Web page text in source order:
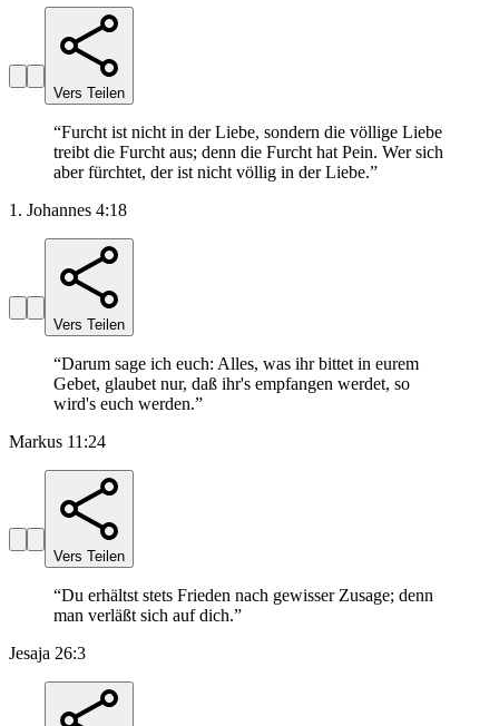
Vers Teilen
“Furcht ist nicht in der Liebe, sondern die völlige Liebe
treibt die Furcht aus; denn die Furcht hat Pein. Wer sich
aber fürchtet, der ist nicht völlig in der Liebe.”
1. Johannes 4:18
Vers Teilen
“Darum sage ich euch: Alles, was ihr bittet in eurem
Gebet, glaubet nur, daß ihr's empfangen werdet, so
wird's euch werden.”
Markus 11:24
Vers Teilen
“Du erhältst stets Frieden nach gewisser Zusage; denn
man verläßt sich auf dich.”
Jesaja 26:3